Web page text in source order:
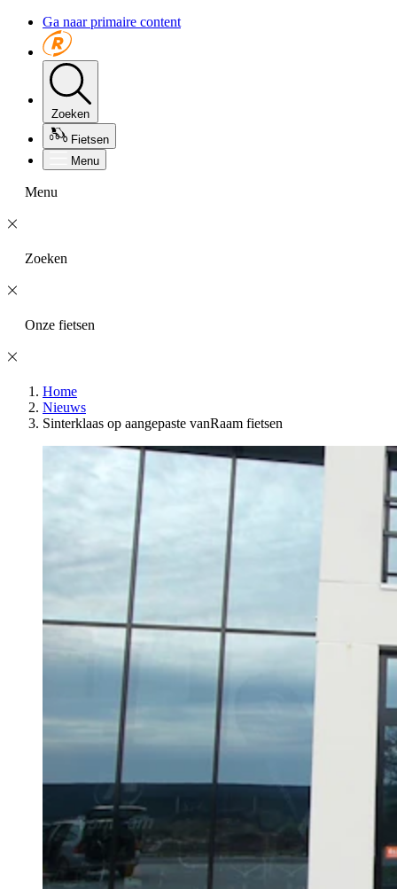
Ga naar primaire content
Zoeken
Fietsen
Menu
Menu
Zoeken
Onze fietsen
Home
Nieuws
Sinterklaas op aangepaste vanRaam fietsen